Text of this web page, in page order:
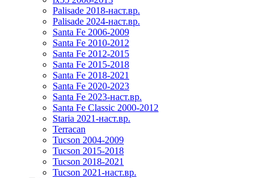
Palisade 2018-наст.вр.
Palisade 2024-наст.вр.
Santa Fe 2006-2009
Santa Fe 2010-2012
Santa Fe 2012-2015
Santa Fe 2015-2018
Santa Fe 2018-2021
Santa Fe 2020-2023
Santa Fe 2023-наст.вр.
Santa Fe Classic 2000-2012
Staria 2021-наст.вр.
Terracan
Tucson 2004-2009
Tucson 2015-2018
Tucson 2018-2021
Tucson 2021-наст.вр.